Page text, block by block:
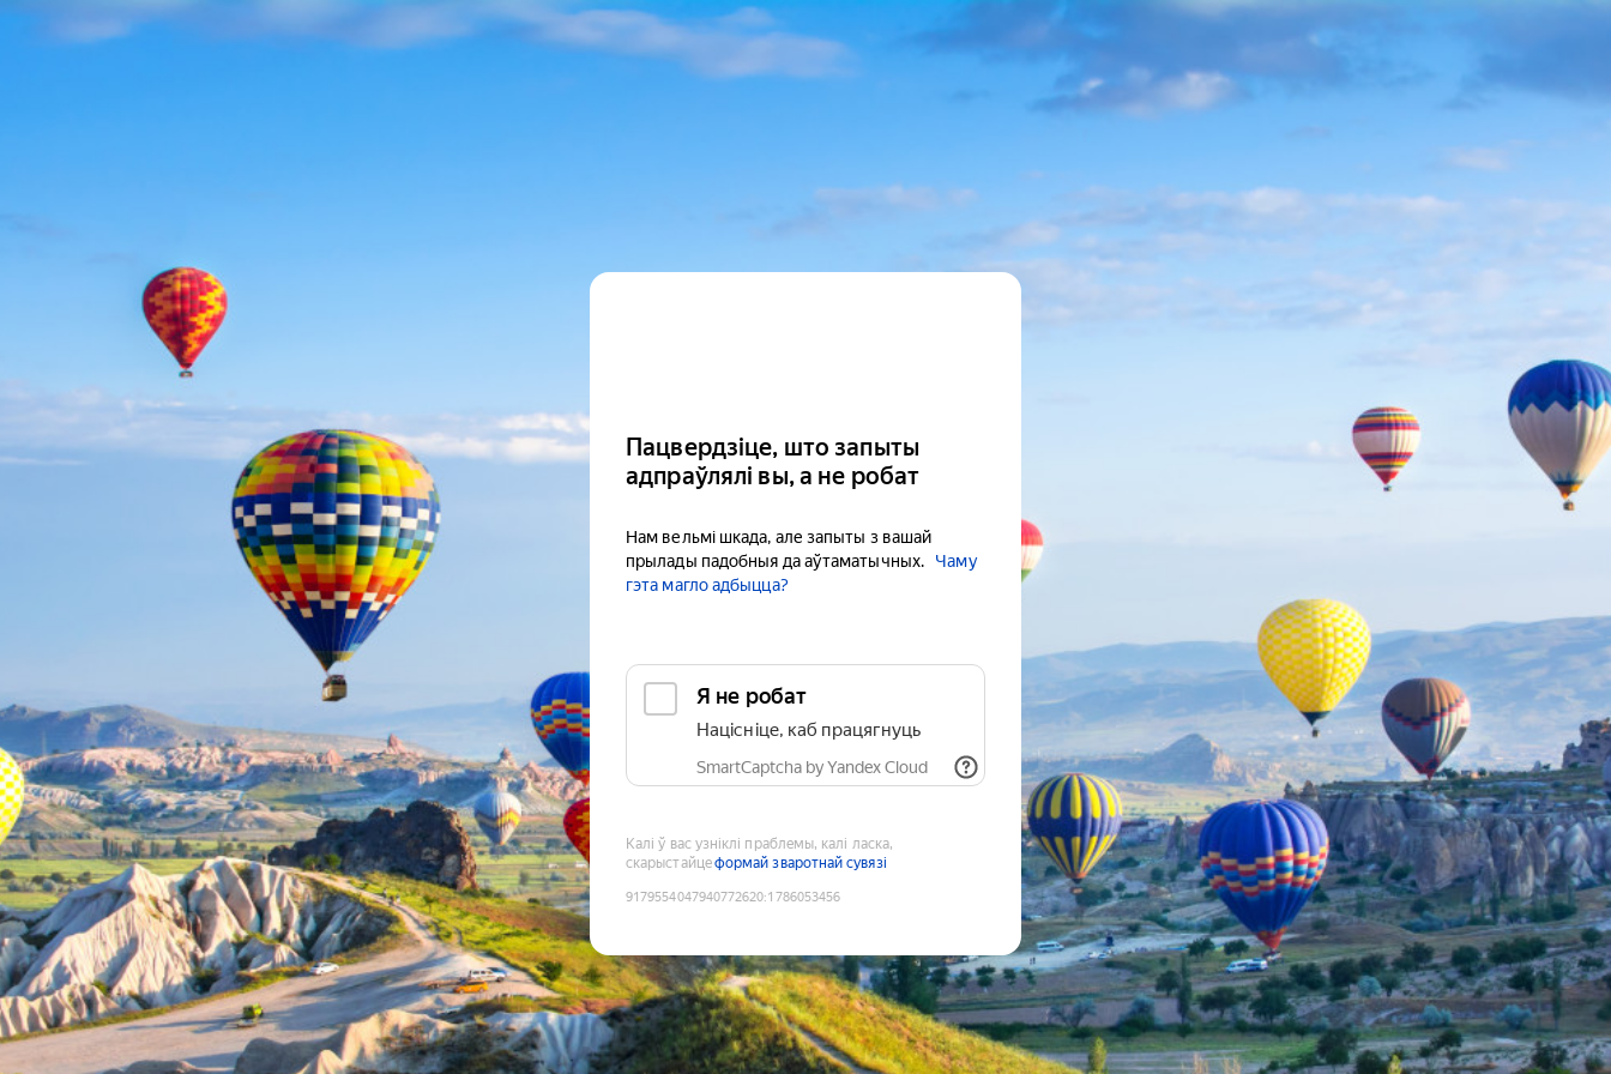
Пацвердзіце, што запыты
адпраўлялі вы, а не робат
Нам вельмі шкада, але запыты з вашай
прылады падобныя да аўтаматычных.
Чаму
гэта магло адбыцца?
Я не робат
Націсніце, каб працягнуць
SmartCaptcha by Yandex Cloud
Калі ў вас узніклі праблемы, калі ласка,
скарыстайцеформай зваротнай сувязі
9179554047940772620:1786053456